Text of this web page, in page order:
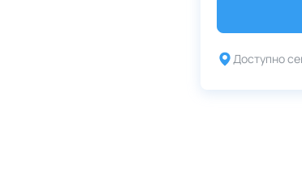
Доступно